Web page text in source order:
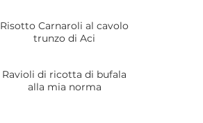
Risotto Carnaroli al cavolo
trunzo di Aci
Ravioli di ricotta di bufala
alla mia norma